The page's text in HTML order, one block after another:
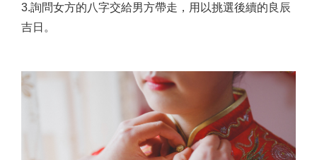
3.詢問女方的八字交給男方帶走，用以挑選後續的良辰
吉日。